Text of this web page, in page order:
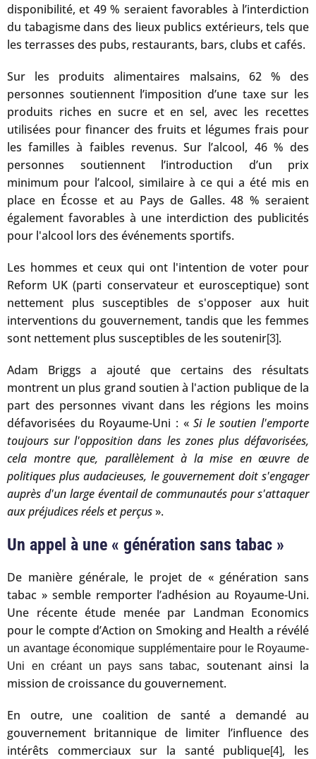
disponibilité, et 49 % seraient favorables à l’interdiction
du tabagisme dans des lieux publics extérieurs, tels que
les terrasses des pubs, restaurants, bars, clubs et cafés.
Sur les produits alimentaires malsains, 62 % des
personnes soutiennent l’imposition d’une taxe sur les
produits riches en sucre et en sel, avec les recettes
utilisées pour financer des fruits et légumes frais pour
les familles à faibles revenus. Sur l’alcool, 46 % des
personnes soutiennent l’introduction d’un prix
minimum pour l’alcool, similaire à ce qui a été mis en
place en Écosse et au Pays de Galles. 48 % seraient
également favorables à une interdiction des publicités
pour l'alcool lors des événements sportifs.
Les hommes et ceux qui ont l'intention de voter pour
Reform UK (parti conservateur et eurosceptique) sont
nettement plus susceptibles de s'opposer aux huit
interventions du gouvernement, tandis que les femmes
sont nettement plus susceptibles de les soutenir[3].
Adam Briggs a ajouté que certains des résultats
montrent un plus grand soutien à l'action publique de la
part des personnes vivant dans les régions les moins
défavorisées du Royaume-Uni : «Si le soutien l'emporte
toujours sur l'opposition dans les zones plus défavorisées,
cela montre que, parallèlement à la mise en œuvre de
politiques plus audacieuses, le gouvernement doit s'engager
auprès d'un large éventail de communautés pour s'attaquer
aux préjudices réels et perçus».
Un appel à une « génération sans tabac »
De manière générale, le projet de « génération sans
tabac » semble remporter l’adhésion au Royaume-Uni.
Une récente étude menée par Landman Economics
pour le compte d’Action on Smoking and Health a révélé
un avantage économique supplémentaire pour le Royaume-
Uni en créant un pays sans tabac, soutenant ainsi la
mission de croissance du gouvernement.
En outre, une coalition de santé a demandé au
gouvernement britannique de limiter l’influence des
intérêts commerciaux sur la santé publique[4], les